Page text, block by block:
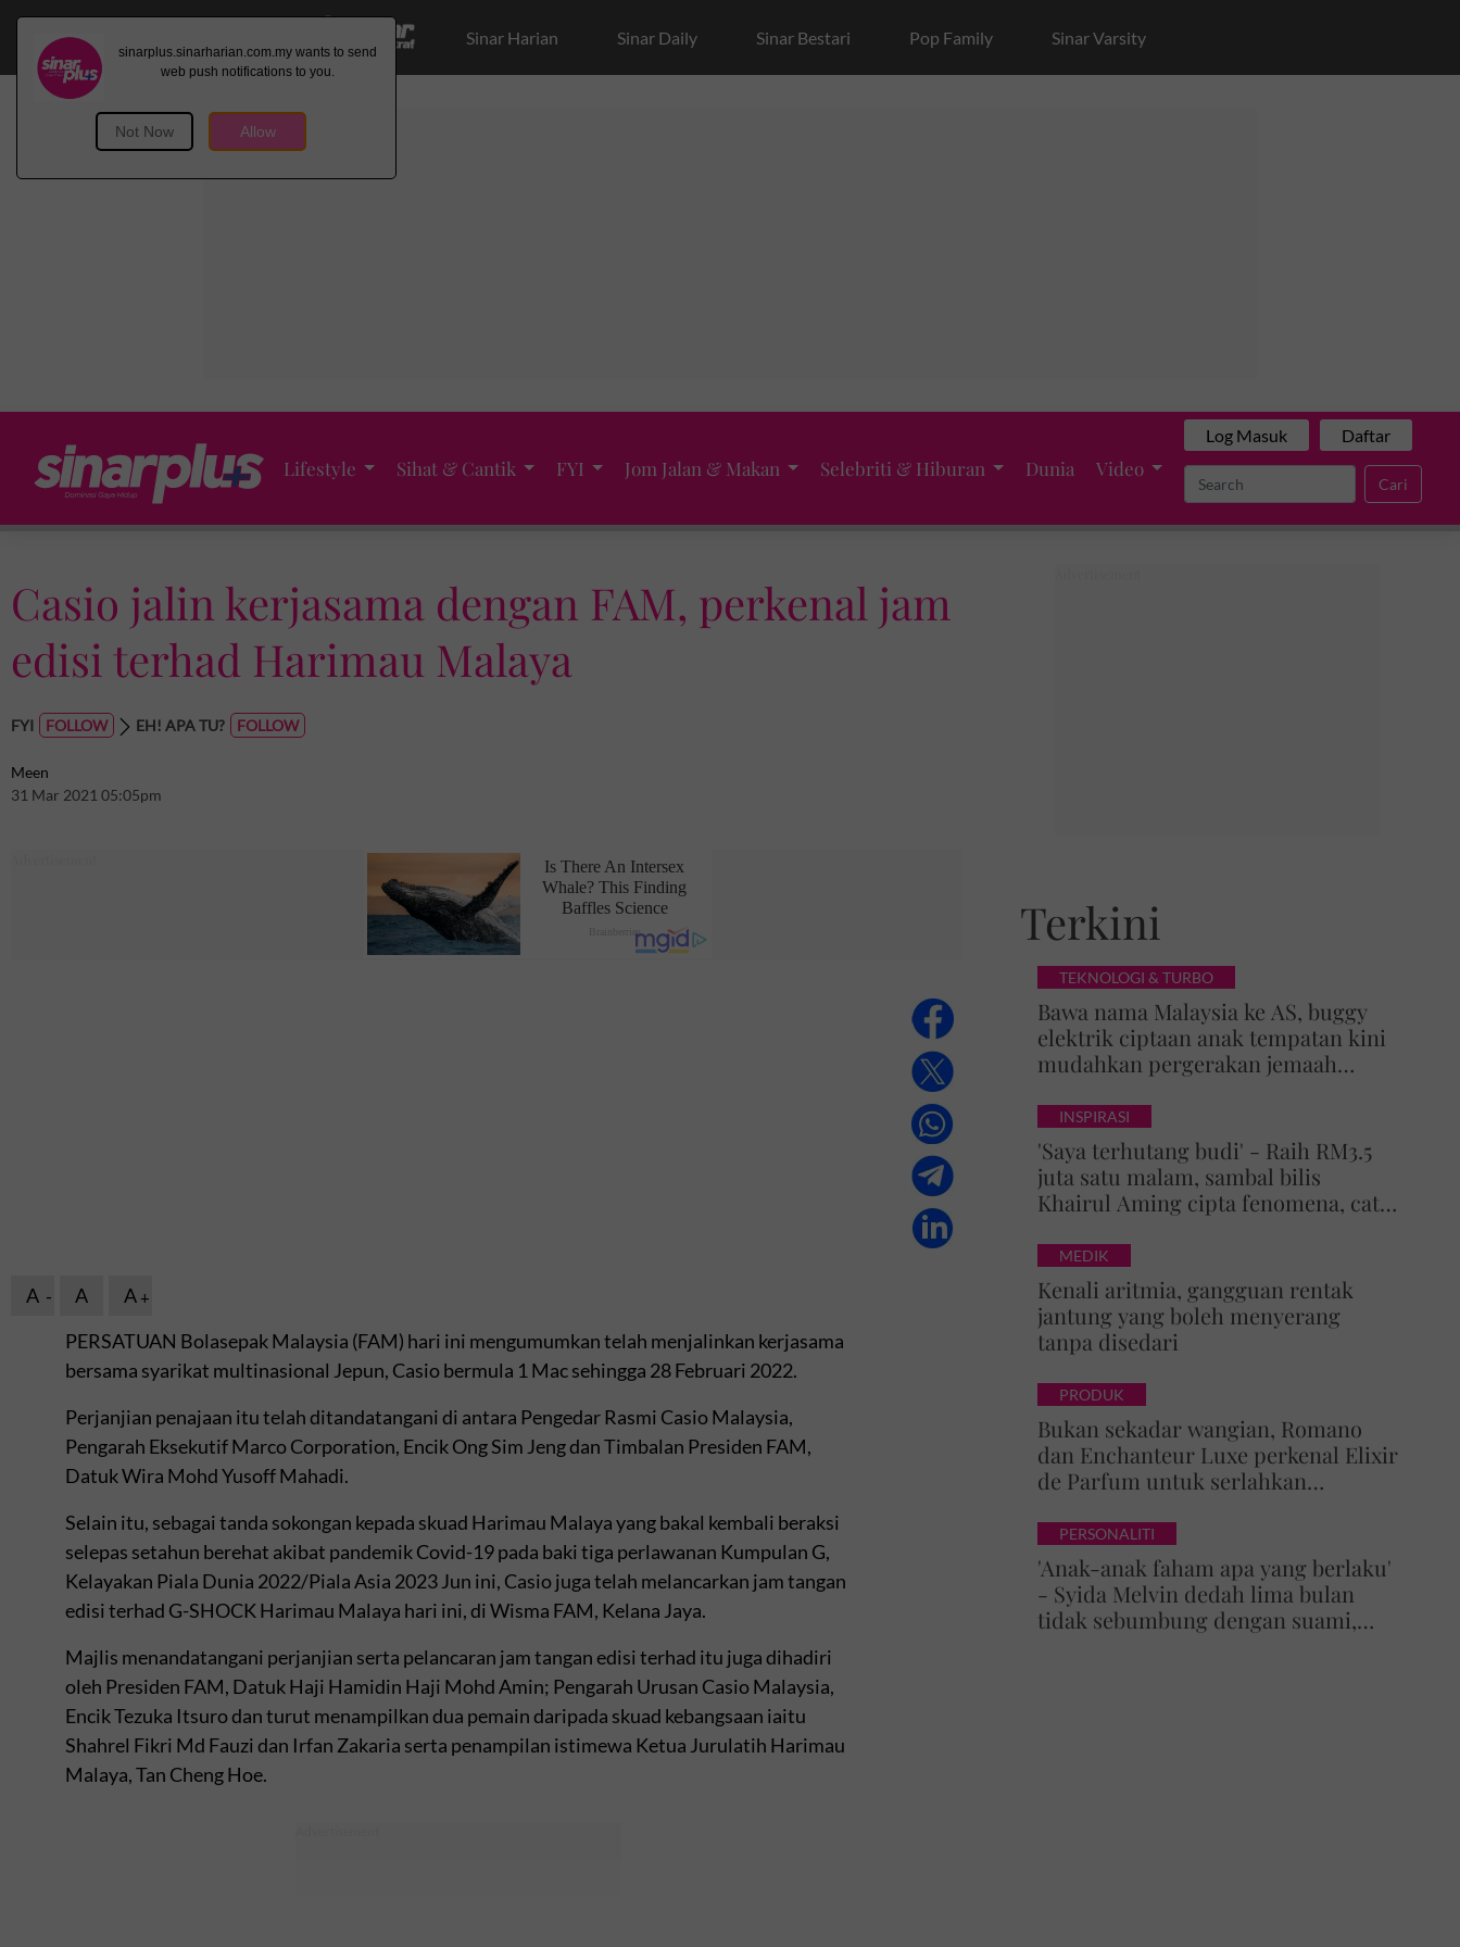
Sinar Harian Sinar Daily Sinar Bestari Pop Family Sinar Varsity
Lifestyle Sihat & Cantik FYI Jom Jalan & Makan Selebriti & Hiburan Dunia Video
Log Masuk Daftar
Cari
Casio jalin kerjasama dengan FAM, perkenal jam
edisi terhad Harimau Malaya
FYI EH! APA TU?
Meen
31 Mar 2021 05:05pm
A A
A
PERSATUAN Bolasepak Malaysia (FAM) hari ini mengumumkan telah menjalinkan kerjasama
bersama syarikat multinasional Jepun, Casio bermula 1 Mac sehingga 28 Februari 2022.
Perjanjian penajaan itu telah ditandatangani di antara Pengedar Rasmi Casio Malaysia,
Pengarah Eksekutif Marco Corporation, Encik Ong Sim Jeng dan Timbalan Presiden FAM,
Datuk Wira Mohd Yusoff Mahadi.
Selain itu, sebagai tanda sokongan kepada skuad Harimau Malaya yang bakal kembali beraksi
selepas setahun berehat akibat pandemik Covid-19 pada baki tiga perlawanan Kumpulan G,
Kelayakan Piala Dunia 2022/Piala Asia 2023 Jun ini, Casio juga telah melancarkan jam tangan
edisi terhad G-SHOCK Harimau Malaya hari ini, di Wisma FAM, Kelana Jaya.
Majlis menandatangani perjanjian serta pelancaran jam tangan edisi terhad itu juga dihadiri
oleh Presiden FAM, Datuk Haji Hamidin Haji Mohd Amin; Pengarah Urusan Casio Malaysia,
Encik Tezuka Itsuro dan turut menampilkan dua pemain daripada skuad kebangsaan iaitu
Shahrel Fikri Md Fauzi dan Irfan Zakaria serta penampilan istimewa Ketua Jurulatih Harimau
Malaya, Tan Cheng Hoe.
Terkini
TEKNOLOGI & TURBO
Bawa nama Malaysia ke AS, buggy
elektrik ciptaan anak tempatan kini
mudahkan pergerakan jemaah
INSPIRASI
'Saya terhutang budi' - Raih RM3.5
juta satu malam, sambal bilis
Khairul Aming cipta fenomena, catat
MEDIK
Kenali aritmia, gangguan rentak
jantung yang boleh menyerang
tanpa disedari
PRODUK
Bukan sekadar wangian, Romano
dan Enchanteur Luxe perkenal Elixir
de Parfum untuk serlahkan
PERSONALITI
'Anak-anak faham apa yang berlaku'
- Syida Melvin dedah lima bulan
tidak sebumbung dengan suami,